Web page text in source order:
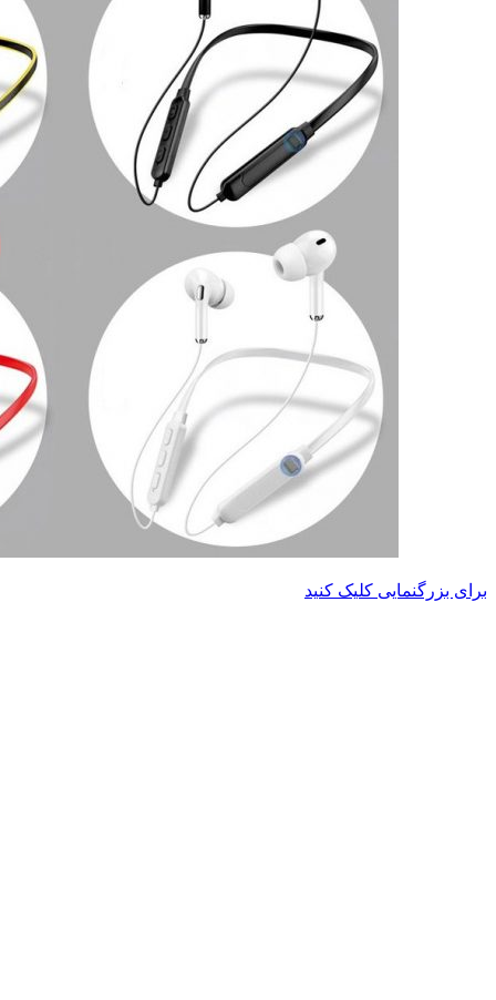
برای بزرگنمایی کلیک کنید